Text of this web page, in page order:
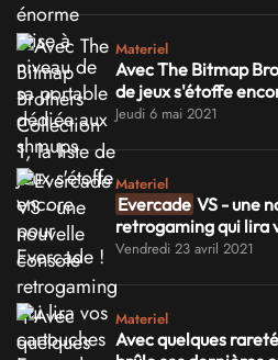
Materiel
Avec The Bitmap
de jeux s'étoffe
Jeudi 6 mai 2021
Materiel
Evercade VS - une
retrogaming qui lira
Vendredi 23 avril 2021
Materiel
Avec quelques